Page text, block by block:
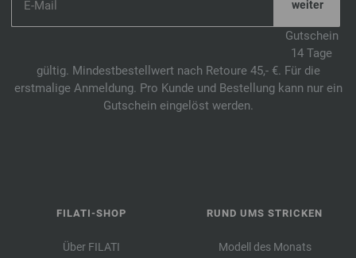
Gutschein
14 Tage
gültig. Mindestbestellwert nach Retoure 45,- €. Für die
erstmalige Anmeldung. Pro Kunde und Bestellung kann nur ein
Gutschein eingelöst werden.
FILATI-SHOP
Über FILATI
RUND UMS STRICKEN
Modell des Monats